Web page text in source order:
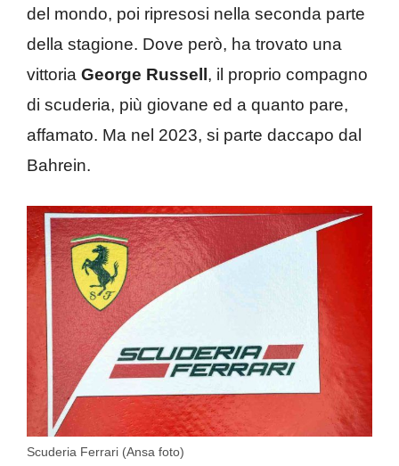
del mondo, poi ripresosi nella seconda parte
della stagione. Dove però, ha trovato una
vittoria George Russell, il proprio compagno
di scuderia, più giovane ed a quanto pare,
affamato. Ma nel 2023, si parte daccapo dal
Bahrein.
Scuderia Ferrari (Ansa foto)